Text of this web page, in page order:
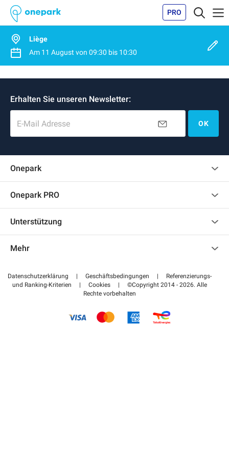
PRO
Liège
Am 11 August von 09:30 bis 10:30
Erhalten Sie unseren Newsletter:
E-Mail Adresse OK
Onepark
Onepark PRO
Werden Sie unser Partner
Auf meinen Partnerbereich zugreifen
Unterstützung
Bezahlen Sie Ihren Parkplatz FLOW
Mehr
Datenschutzerklärung | Geschäftsbedingungen |
Referenzierungs-
und Ranking-Kriterien
| Cookies |
©Copyright 2014 - 2026. Alle
Rechte vorbehalten